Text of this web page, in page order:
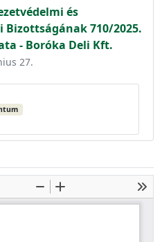
és
710/2025.
- Boróka Deli Kft.
27.